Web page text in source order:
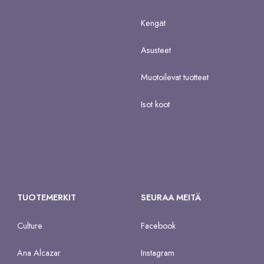
Kengät
Asusteet
Muotoilevat tuotteet
Isot koot
TUOTEMERKIT
Culture
Ana Alcazar
SEURAA MEITÄ
Facebook
Instagram